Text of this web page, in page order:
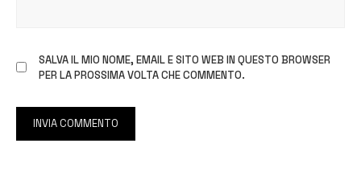
SALVA IL MIO NOME, EMAIL E SITO WEB IN QUESTO BROWSER
PER LA PROSSIMA VOLTA CHE COMMENTO.